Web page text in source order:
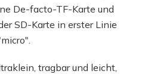
De-facto-TF-Karte und
SD-Karte in erster Linie
tragbar und leicht,